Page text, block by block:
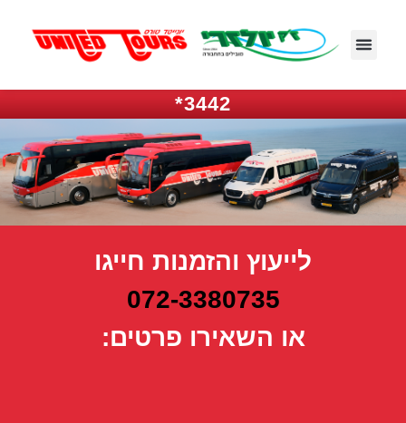
3442*
לייעוץ והזמנות חייגו
072-3380735
או השאירו פרטים: